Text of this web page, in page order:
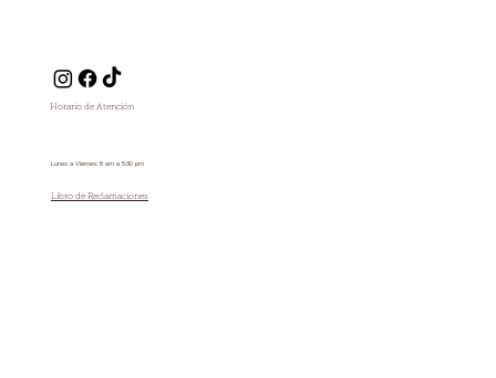
Horario de Atención
Lunes a Viernes: 8 am a 5:30 pm
Libro de Reclamaciones